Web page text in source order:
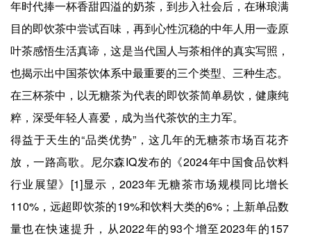
年时代捧一杯香甜四溢的奶茶，到步入社会后，在琳琅满
目的即饮茶中尝试百味，再到心性沉稳的中年人用一壶原
叶茶感悟生活真谛，这是当代国人与茶相伴的真实写照，
也揭示出中国茶饮体系中最重要的三个类型、三种生态。
在三杯茶中，以无糖茶为代表的即饮茶简单易饮，健康纯
粹，深受年轻人喜爱，成为当代茶饮的主力军。
得益于天生的“品类优势”，这几年的无糖茶市场百花齐
放，一路高歌。尼尔森IQ发布的《2024年中国食品饮料
行业展望》[1]显示，2023年无糖茶市场规模同比增长
110%，远超即饮茶的19%和饮料大类的6%；上新单品数
量也在快速提升，从2022年的93个增至2023年的157